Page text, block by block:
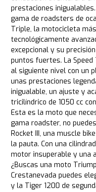
prestaciones
gama de roadsters de
Triple, la motocicleta
tecnológicamente
excepcional y su
puntos fuertes. La
al siguiente nivel con un
unas prestaciones
inigualable, un ajuste y
tricilíndrico de 1050 cc
Esta es la moto que
gama roadster, no
Rocket III, una muscle
la pauta. Con una
motor insuperable y una
¿Buscas una moto
Crestanevada puedes
y la Tiger 1200 de